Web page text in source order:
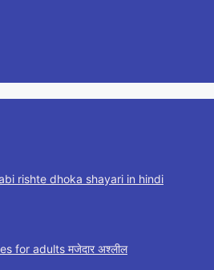
rishte dhoka shayari in hindi
for adults मजेदार अश्लील